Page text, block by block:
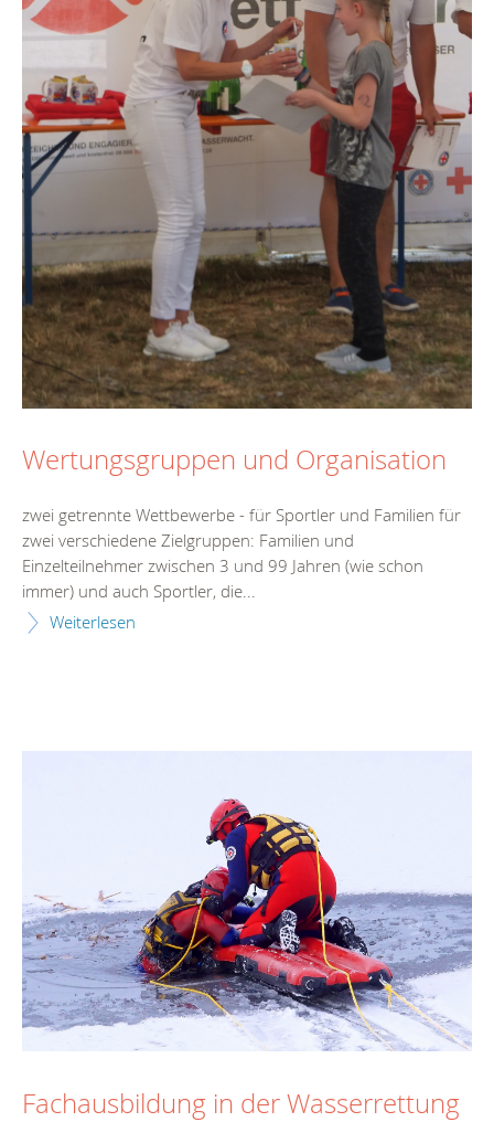
Wertungsgruppen und Organisation
zwei getrennte Wettbewerbe - für Sportler und Familien für
zwei verschiedene Zielgruppen: Familien und
Einzelteilnehmer zwischen 3 und 99 Jahren (wie schon
immer) und auch Sportler, die...
Weiterlesen
Fachausbildung in der Wasserrettung